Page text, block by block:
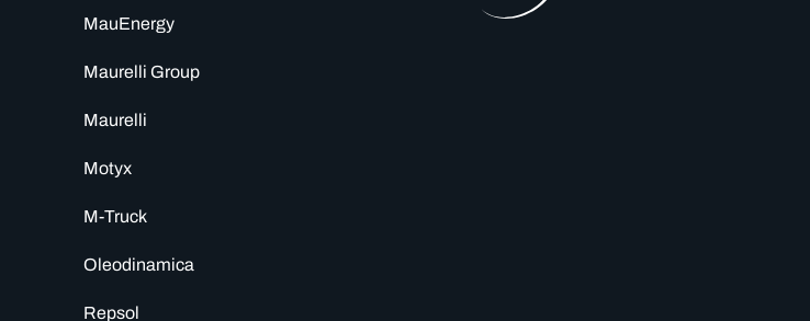
MauEnergy
Maurelli Group
Maurelli
Motyx
M-Truck
Oleodinamica
Repsol